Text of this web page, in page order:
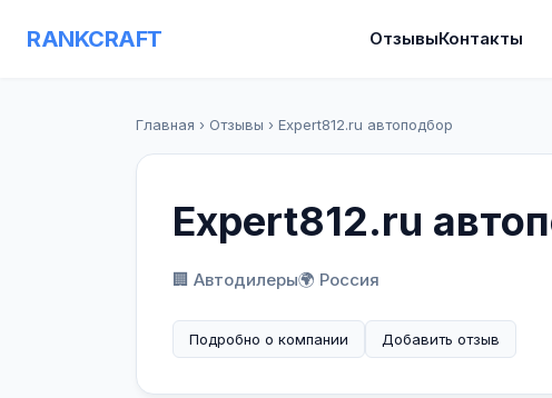
RANKCRAFT ОтзывыКонтакты
Главная › Отзывы › Expert812.ru автоподбор
Expert812.ru
🏢 Автодилеры🌍 Россия
Подробно о компании Добавить отзыв